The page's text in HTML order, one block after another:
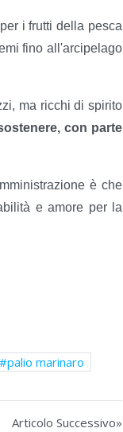
i frutti della pesca
fino all'arcipelago
ma ricchi di spirito
con parte
è che
e amore per la
palio marinaro
Articolo Successivo»